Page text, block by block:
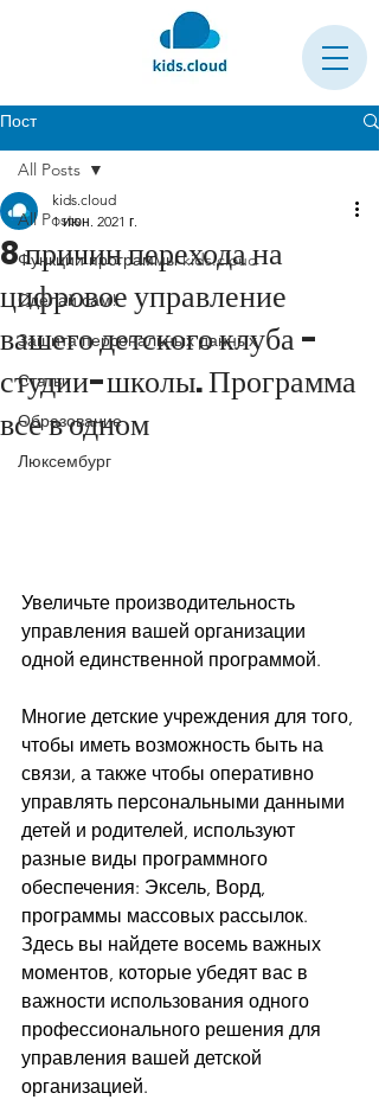
Пост
All Posts
Функции программы kids.cloud
Сделай сам!
Защита персональных данных
Статьи
Образование
Люксембург
All Posts
8 причин перехода на
цифровое управление
вашего детского клуба -
студии-школы. Программа
все в одном
kids.cloud
1 июн. 2021 г.
Увеличьте производительность
управления вашей организации
одной единственной программой.
Многие детские учреждения для того,
чтобы иметь возможность быть на
связи, а также чтобы оперативно
управлять персональными данными
детей и родителей, используют
разные виды программного
обеспечения: Эксель, Ворд,
программы массовых рассылок.
Здесь вы найдете восемь важных
моментов, которые убедят вас в
важности использования одного
профессионального решения для
управления вашей детской
организацией.